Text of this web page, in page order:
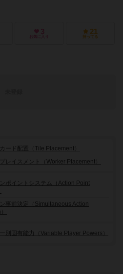
3
お気に入り
21
持ってる
ード配置（Tile Placement）
レイスメント（Worker Placement）
ンポイントシステム（Action Point
ン事前決定（Simultaneous Action
別固有能力（Variable Player Powers）